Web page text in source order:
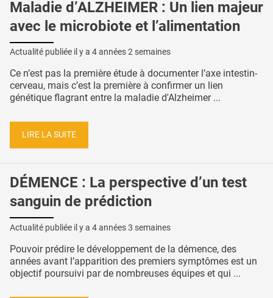
Maladie d’ALZHEIMER : Un lien majeur
avec le microbiote et l’alimentation
Actualité publiée il y a 4 années 2 semaines
Ce n’est pas la première étude à documenter l’axe intestin-
cerveau, mais c’est la première à confirmer un lien
génétique flagrant entre la maladie d'Alzheimer ...
LIRE LA SUITE
DÉMENCE : La perspective d’un test
sanguin de prédiction
Actualité publiée il y a 4 années 3 semaines
Pouvoir prédire le développement de la démence, des
années avant l’apparition des premiers symptômes est un
objectif poursuivi par de nombreuses équipes et qui ...